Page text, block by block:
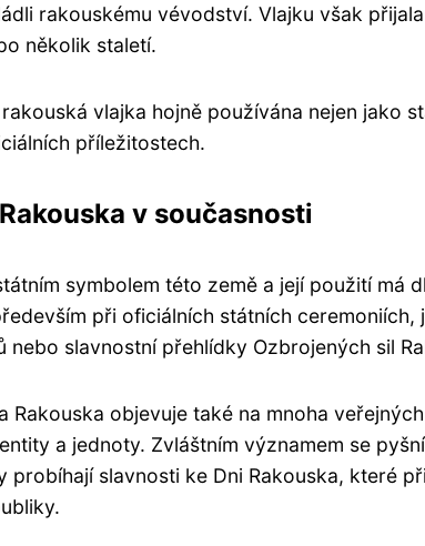
rakouskému vévodství. Vlajku však
několik staletí.
vlajka hojně používána nejen jako
příležitostech.
v současnosti
symbolem této země a její použití má
při oficiálních státních
nebo slavnostní přehlídky Ozbrojených sil
Rakouska objevuje také na mnoha
a jednoty. Zvláštním významem se
probíhají slavnosti ke Dni Rakouska, které